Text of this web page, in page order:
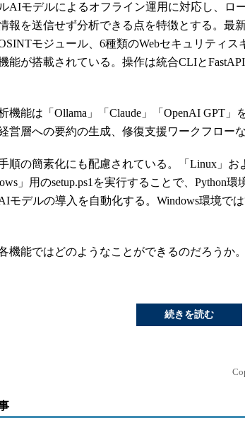
AIモデルによるオフライン運用に対応し、ロ
報を送信せず分析できる点を特徴とする。最
モジュール、6種類のWebセキュリティ
能が搭載されている。操作は統合CLIと
機能は「Ollama」「Claude」「OpenAI GPT」
営層への要約の生成、修復支援ワークフロー
順の簡素化にも配慮されている。「Linux」およ
」用のsetup.ps1を実行することで、Python
モデルの導入を自動化する。Windows環境で
機能ではどのようなことができるのだろうか。
続きを読む